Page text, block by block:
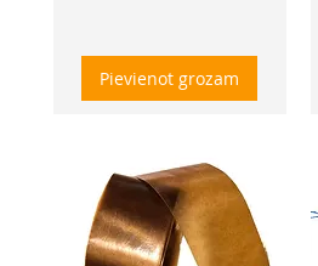
Pievienot grozam